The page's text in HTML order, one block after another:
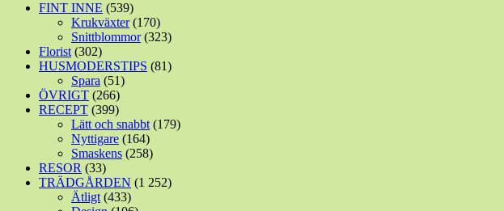
FINT INNE (539)
Krukväxter(170)
Snittblommor(323)
Florist(302)
HUSMODERSTIPS (81)
Spara (51)
ÖVRIGT (266)
RECEPT (399)
Lätt och snabbt(179)
Nyttigare (164)
Smaskens (258)
RESOR (33)
TRÄDGÅRDEN (1 252)
Ätligt(433)